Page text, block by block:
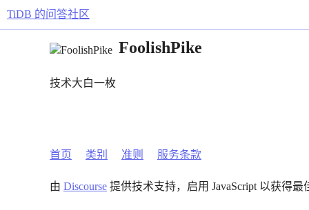
TiDB 的问答社区
FoolishPike
技术大白一枚
首页 类别 准则 服务条款
由 Discourse 提供技术支持，启用 JavaScript 以获得最